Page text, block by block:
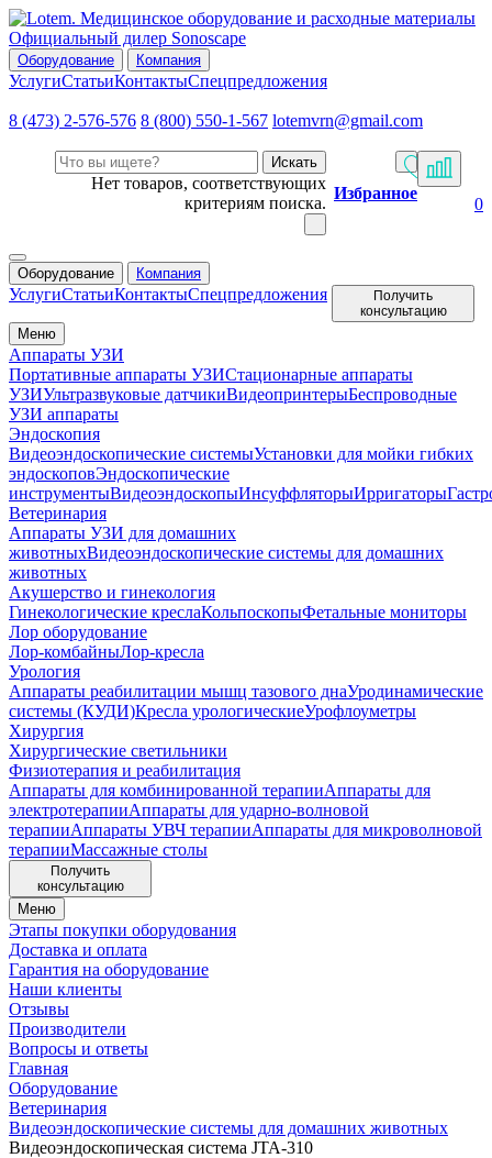
Официальный дилер Sonoscape
Оборудование Компания
УслугиСтатьиКонтактыСпецпредложения
8 (473) 2-576-576 8 (800) 550-1-567 lotemvrn@gmail.com
Искать
Нет товаров, соответствующих
критериям поиска.
Избранное
0
Оборудование Компания
УслугиСтатьиКонтактыСпецпредложения
Получить
консультацию
Меню
Аппараты УЗИ
Портативные аппараты УЗИСтационарные аппараты
УЗИУльтразвуковые датчикиВидеопринтерыБеспроводные
УЗИ аппараты
Эндоскопия
Видеоэндоскопические системыУстановки для мойки гибких
эндоскоповЭндоскопические
инструментыВидеоэндоскопыИнсуффляторыИрригаторы
Ветеринария
Аппараты УЗИ для домашних
животныхВидеоэндоскопические системы для домашних
животных
Акушерство и гинекология
Гинекологические креслаКольпоскопыФетальные мониторы
Лор оборудование
Лор-комбайныЛор-кресла
Урология
Аппараты реабилитации мышц тазового днаУродинамические
системы (КУДИ)Кресла урологическиеУрофлоуметры
Хирургия
Хирургические светильники
Физиотерапия и реабилитация
Аппараты для комбинированной терапииАппараты для
электротерапииАппараты для ударно-волновой
терапииАппараты УВЧ терапииАппараты для микроволновой
терапииМассажные столы
Получить
консультацию
Меню
Этапы покупки оборудования
Доставка и оплата
Гарантия на оборудование
Наши клиенты
Отзывы
Производители
Вопросы и ответы
Главная
Оборудование
Ветеринария
Видеоэндоскопические системы для домашних животных
Видеоэндоскопическая система JTA-310